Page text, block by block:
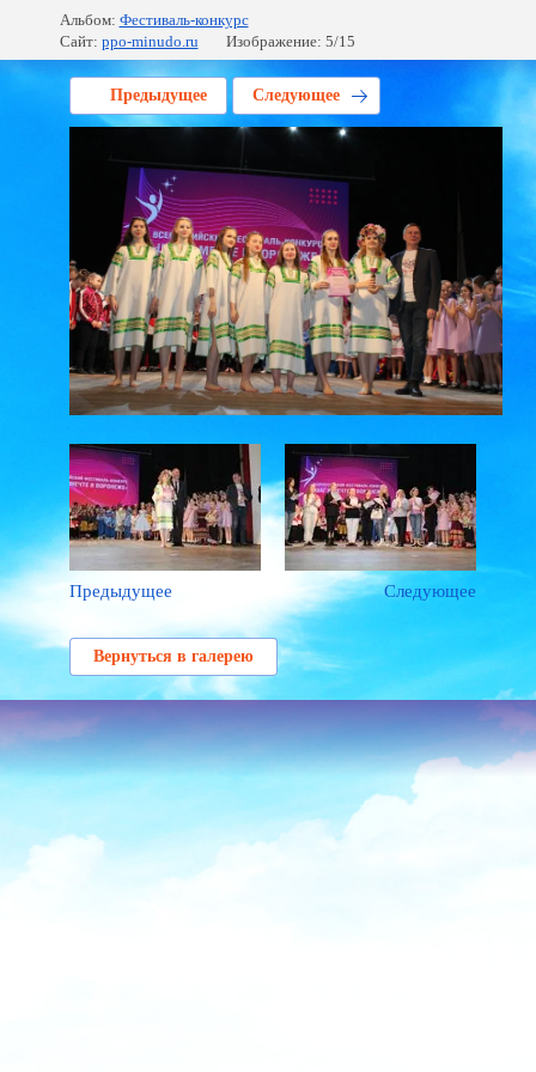
Альбом: Фестиваль-конкурс
Сайт: ppo-minudo.ru Изображение: 5/15
Предыдущее Следующее
Предыдущее Следующее
Вернуться в галерею